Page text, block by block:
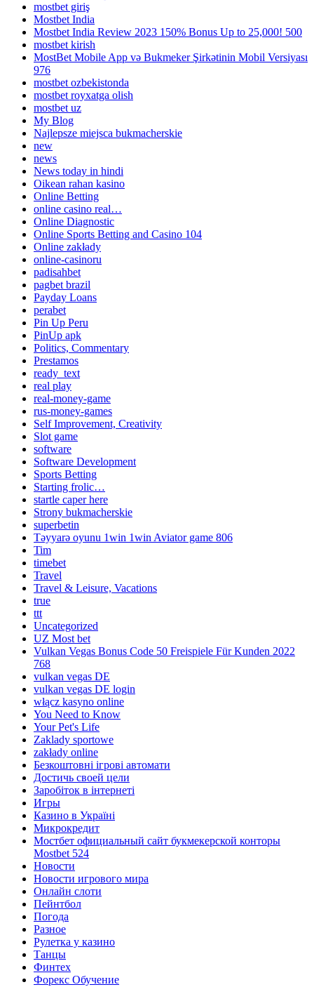
mostbet giriş
Mostbet India
Mostbet India Review 2023 150% Bonus Up to 25,000! 500
mostbet kirish
MostBet Mobile App və Bukmeker Şirkətinin Mobil Versiyası
976
mostbet ozbekistonda
mostbet royxatga olish
mostbet uz
My Blog
Najlepsze miejsca bukmacherskie
new
news
News today in hindi
Oikean rahan kasino
Online Betting
online casino real…
Online Diagnostic
Online Sports Betting and Casino 104
Online zakłady
online-casinoru
padisahbet
pagbet brazil
Payday Loans
perabet
Pin Up Peru
PinUp apk
Politics, Commentary
Prestamos
ready_text
real play
real-money-game
rus-money-games
Self Improvement, Creativity
Slot game
software
Software Development
Sports Betting
Starting frolic…
startle caper here
Strony bukmacherskie
superbetin
Təyyarə oyunu 1win 1win Aviator game 806
Tim
timebet
Travel
Travel & Leisure, Vacations
true
ttt
Uncategorized
UZ Most bet
Vulkan Vegas Bonus Code 50 Freispiele Für Kunden 2022
768
vulkan vegas DE
vulkan vegas DE login
włącz kasyno online
You Need to Know
Your Pet's Life
Zaklady sportowe
zakłady online
Безкоштовні ігрові автомати
Достичь своей цели
Заробіток в інтернеті
Игры
Казино в Україні
Микрокредит
Мостбет официальный сайт букмекерской конторы
Mostbet 524
Новости
Новости игрового мира
Онлайн слоти
Пейнтбол
Погода
Разное
Рулетка у казино
Танцы
Финтех
Форекс Обучение